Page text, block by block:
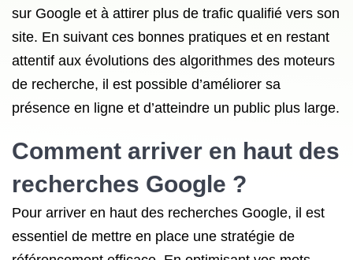
sur Google et à attirer plus de trafic qualifié vers son
site. En suivant ces bonnes pratiques et en restant
attentif aux évolutions des algorithmes des moteurs
de recherche, il est possible d’améliorer sa
présence en ligne et d’atteindre un public plus large.
Comment arriver en haut des
recherches Google ?
Pour arriver en haut des recherches Google, il est
essentiel de mettre en place une stratégie de